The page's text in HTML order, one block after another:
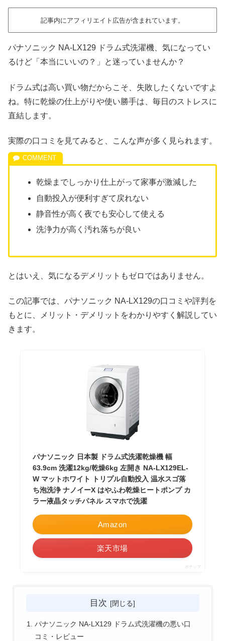
記事内にアフィリエイト広告が含まれています。
パナソニック NA-LX129 ドラム式洗濯機、気になってい
るけど「本当にいいの？」と迷っていませんか？
ドラム式は高い買い物だからこそ、失敗したくないですよ
ね。特に乾燥の仕上がりや使い勝手は、毎日のストレスに
直結します。
実際の口コミを見てみると、こんな声が多く見られます。
乾燥までしっかり仕上がって家事が激減した
自動投入が便利すぎて戻れない
静音性が高く夜でも安心して使える
洗浄力が高く汚れ落ちが良い
とはいえ、気になるデメリットもゼロではありません。
この記事では、パナソニック NA-LX129の口コミや評判を
もとに、メリット・デメリットをわかりやすく解説してい
きます。
パナソニック 日本製 ドラム式洗濯乾燥機 幅
63.9cm 洗濯12kg/乾燥6kg 左開き NA-LX129EL-
W マットホワイト トリプル自動投入 温水スゴ落
ち泡洗浄 ナノイーX はやふわ乾燥ヒートポンプ カ
ラー液晶タッチパネル スマホで洗濯
Amazon
楽天市場
ポチップ
目次
パナソニック NA-LX129 ドラム式洗濯機の悪い口
コミ・レビュー